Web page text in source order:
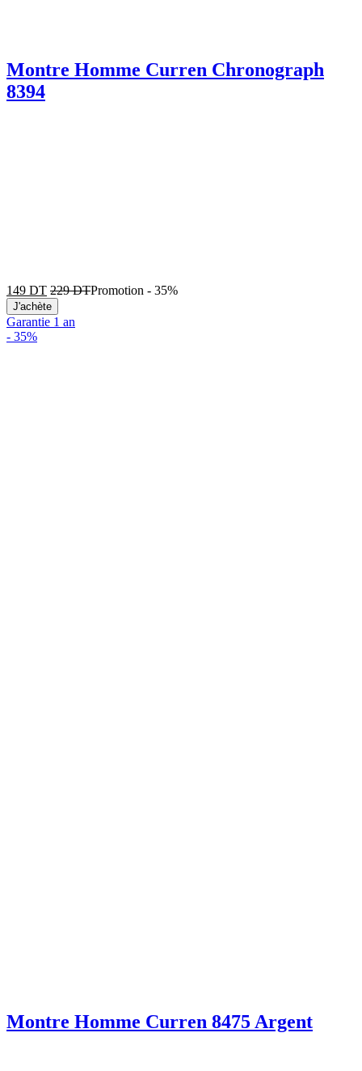
Montre Homme Curren Chronograph
8394
149 DT 229DTPromotion - 35%
J'achète
Garantie 1 an
- 35%
Montre Homme Curren 8475 Argent